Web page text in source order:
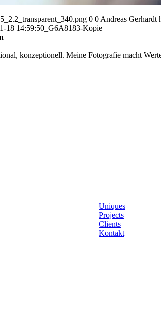
0 0 Andreas Gerhardt
18 14:59:50 _G6A8183-Kopie
konzeptionell. Meine Fotografie macht
Uniques
Projects
Clients
Kontakt